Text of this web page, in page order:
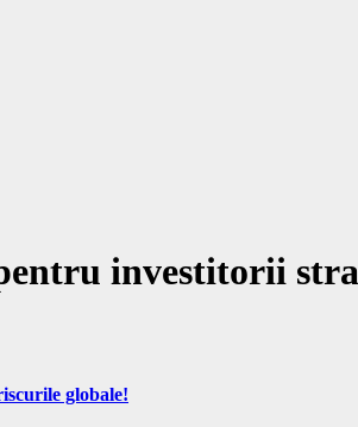
investitorii
globale!